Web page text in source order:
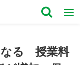
なる 授業料